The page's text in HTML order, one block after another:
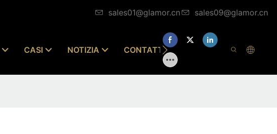
sales01@glamor.cn sales09@glamor.cn
CASI NOTIZIA CONTATTACI